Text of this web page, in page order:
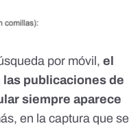
por móvil,el
publicaciones de
siempre aparece
en la captura que se